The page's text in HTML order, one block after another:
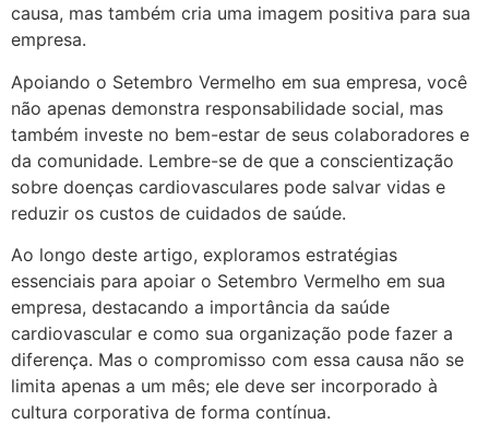
causa, mas também cria uma imagem positiva para sua
empresa.
Apoiando o Setembro Vermelho em sua empresa, você
não apenas demonstra responsabilidade social, mas
também investe no bem-estar de seus colaboradores e
da comunidade. Lembre-se de que a conscientização
sobre doenças cardiovasculares pode salvar vidas e
reduzir os custos de cuidados de saúde.
Ao longo deste artigo, exploramos estratégias
essenciais para apoiar o Setembro Vermelho em sua
empresa, destacando a importância da saúde
cardiovascular e como sua organização pode fazer a
diferença. Mas o compromisso com essa causa não se
limita apenas a um mês; ele deve ser incorporado à
cultura corporativa de forma contínua.